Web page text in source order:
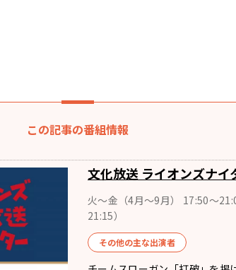
この記事の番組情報
文化放送 ライオンズナイ
火～金（4月〜9月） 17:50～
21:15）
その他の主な出演者